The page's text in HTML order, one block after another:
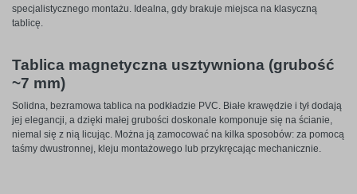
specjalistycznego montażu. Idealna, gdy brakuje miejsca na klasyczną
tablicę.
Tablica magnetyczna usztywniona (grubość
~7 mm)
Solidna, bezramowa tablica na podkładzie PVC. Białe krawędzie i tył dodają
jej elegancji, a dzięki małej grubości doskonale komponuje się na ścianie,
niemal się z nią licując. Można ją zamocować na kilka sposobów: za pomocą
taśmy dwustronnej, kleju montażowego lub przykręcając mechanicznie.